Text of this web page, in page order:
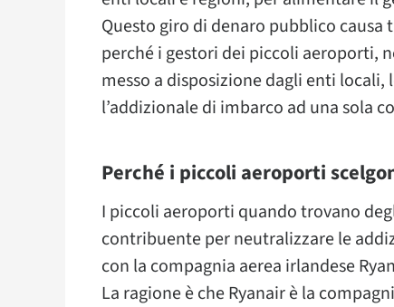
Questo giro di denaro pubblico
perché i gestori dei piccoli aeroporti,
messo a disposizione dagli enti
l’addizionale di imbarco ad una sola
Perché i piccoli aeroporti
I piccoli aeroporti quando trovano
contribuente per neutralizzare le
con la compagnia aerea irlandese
La ragione è che Ryanair è la